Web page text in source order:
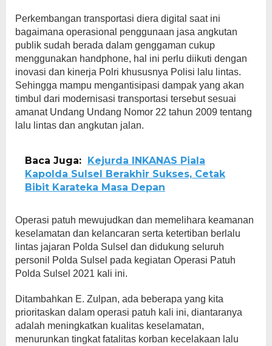
Perkembangan transportasi diera digital saat ini
bagaimana operasional penggunaan jasa angkutan
publik sudah berada dalam genggaman cukup
menggunakan handphone, hal ini perlu diikuti dengan
inovasi dan kinerja Polri khususnya Polisi lalu lintas.
Sehingga mampu mengantisipasi dampak yang akan
timbul dari modernisasi transportasi tersebut sesuai
amanat Undang Undang Nomor 22 tahun 2009 tentang
lalu lintas dan angkutan jalan.
Baca Juga: Kejurda INKANAS Piala
Kapolda Sulsel Berakhir Sukses, Cetak
Bibit Karateka Masa Depan
Operasi patuh mewujudkan dan memelihara keamanan
keselamatan dan kelancaran serta ketertiban berlalu
lintas jajaran Polda Sulsel dan didukung seluruh
personil Polda Sulsel pada kegiatan Operasi Patuh
Polda Sulsel 2021 kali ini.
Ditambahkan E. Zulpan, ada beberapa yang kita
prioritaskan dalam operasi patuh kali ini, diantaranya
adalah meningkatkan kualitas keselamatan,
menurunkan tingkat fatalitas korban kecelakaan lalu